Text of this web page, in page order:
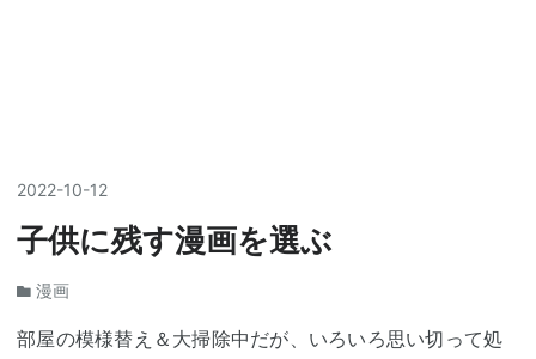
2022-10-12
子供に残す漫画を選ぶ
漫画
部屋の模様替え＆大掃除中だが、いろいろ思い切って処